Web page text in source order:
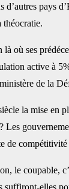
d’autres pays
théocratie.
où ses
active à
de la
la mise en
Les
de
le coupable,
elles